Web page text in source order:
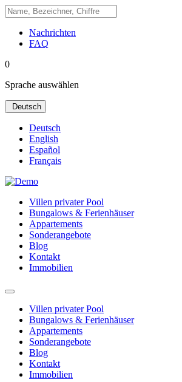
Nachrichten
FAQ
0
Sprache auswählen
Deutsch
Deutsch
English
Español
Français
Villen privater Pool
Bungalows & Ferienhäuser
Appartements
Sonderangebote
Blog
Kontakt
Immobilien
Villen privater Pool
Bungalows & Ferienhäuser
Appartements
Sonderangebote
Blog
Kontakt
Immobilien